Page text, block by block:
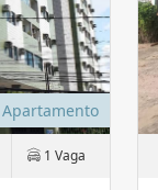
Apartamento
1 Vaga